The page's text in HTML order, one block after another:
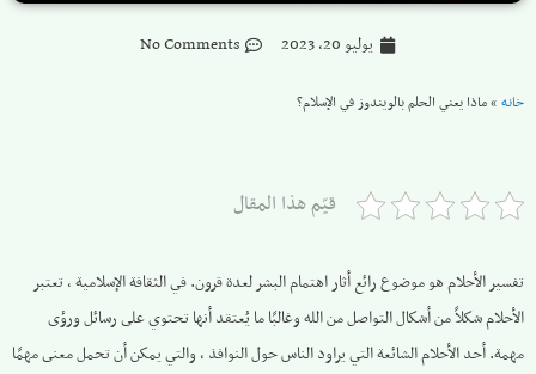
يوليو 20, 2023 No Comments
خانه »ماذا يعني الحلم بالويندوز في الإسلام؟
قيّم هذا المقال
تفسير الأحلام هو موضوع رائع أثار اهتمام البشر لعدة قرون. في الثقافة الإسلامية ، تعتبر
الأحلام شكلاً من أشكال التواصل من الله وغالبًا ما يُعتقد أنها تحتوي على رسائل ورؤى
مهمة. أحد الأحلام الشائعة التي يراود الناس حول النوافذ ، والتي يمكن أن تحمل معنى مهمًا